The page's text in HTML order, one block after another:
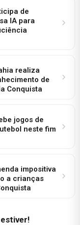
de
IA para
realiza
de
Conquista
jogos de
neste fim
impositiva
a crianças